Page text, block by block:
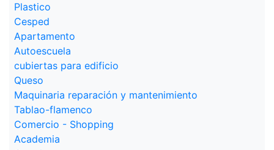
Plastico
Cesped
Apartamento
Autoescuela
cubiertas para edificio
Queso
Maquinaria reparación y mantenimiento
Tablao-flamenco
Comercio - Shopping
Academia